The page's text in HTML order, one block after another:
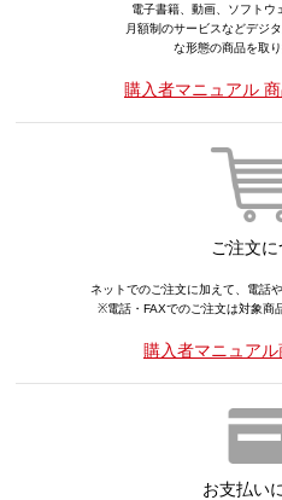
電子書籍、動画、ソフトウ
月額制のサービスなどデジ
な形態の商品を取り
購入者マニュアル
ご注文
ネットでのご注文に加えて、電話
※電話・FAXでのご注文は対象商
購入者マニュア
お支払い